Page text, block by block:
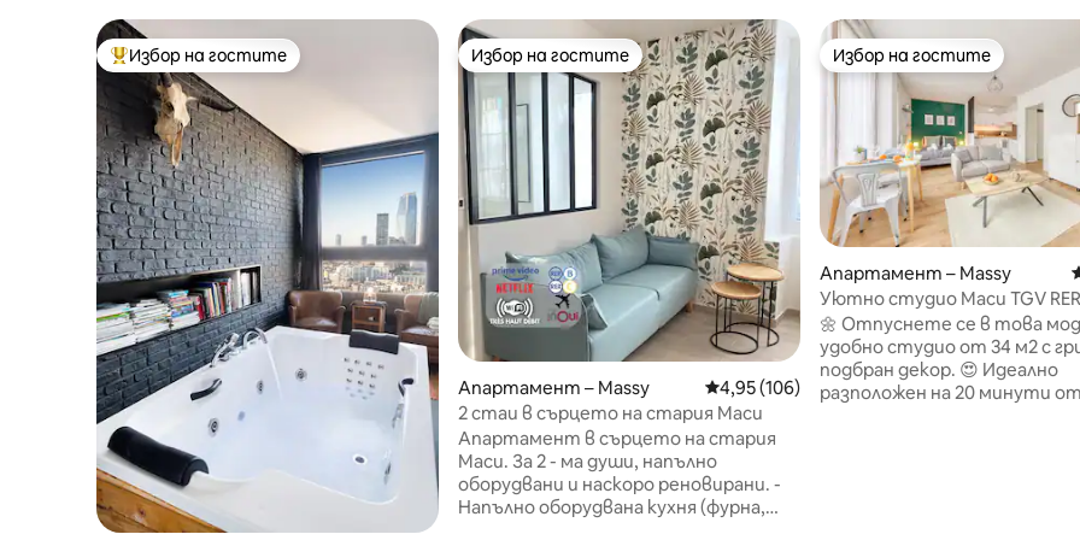
Най-популярен избор на гостите
Избор на гостите Избор на гостите
Избор на гостите
Апартамент – Massy Средна оценка: 4,95 от 5, 106 отзива
4,95 (106)
2 стаи в сърцето на стария Маси
Апартамент в сърцето на стария
Маси. За 2 - ма души, напълно
оборудвани и наскоро реновирани. -
Напълно оборудвана кухня (фурна,
Избор на гостите
Избор на гостите
Апартамент – Massy
Уютно студио Маси TGV
100 метра
🌼 Отпуснете се в това
удобно студио от 34 м2 с
подбран декор. 😍 Идеално
разположен на 20 минути